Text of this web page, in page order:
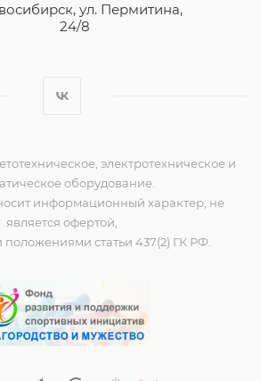
ул. Пермитина,
24/8
электротехническое и
оборудование.
информационный характер, не
является офертой,
статьи 437(2) ГК РФ.